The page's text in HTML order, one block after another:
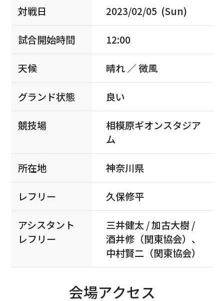
対戦日 2023/02/05 (Sun)
試合開始時間 12:00
天候 晴れ ／ 微風
グランド状態 良い
競技場
相模原ギオンスタジア
ム
所在地 神奈川県
レフリー 久保修平
アシスタント
レフリー
三井健太 / 加古大樹 /
酒井修（関東協会）、
中村賢二（関東協会）
会場アクセス